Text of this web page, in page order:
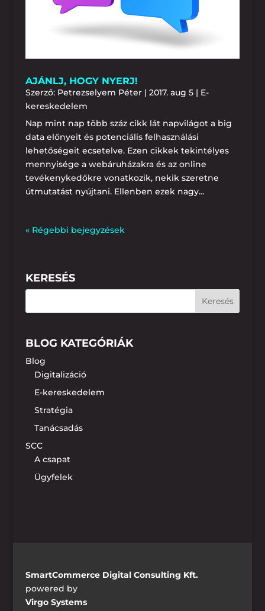
AJÁNLJ, HOGY NYERJ!
Szerző: Petrezselyem Péter| 2017. aug 5| E-
kereskedelem
Nap mint nap több száz cikk lát napvilágot a big
data előnyeit és potenciális felhasználási
lehetőségeit ecsetelve. Ezen cikkek tekintélyes
mennyisége a webáruházakra és az online
tevékenykedőkre vonatkozik, nekik szeretne
útmutatást nyújtani. Ellenben ezek nagy...
« Régebbi bejegyzések
KERESÉS
BLOG KATEGÓRIÁK
Blog
Digitalizáció
E-kereskedelem
Stratégia
Tanácsadás
SCC
A csapat
Ügyfelek
SmartCommerce Digital Consulting Kft.
powered by
Virgo Systems